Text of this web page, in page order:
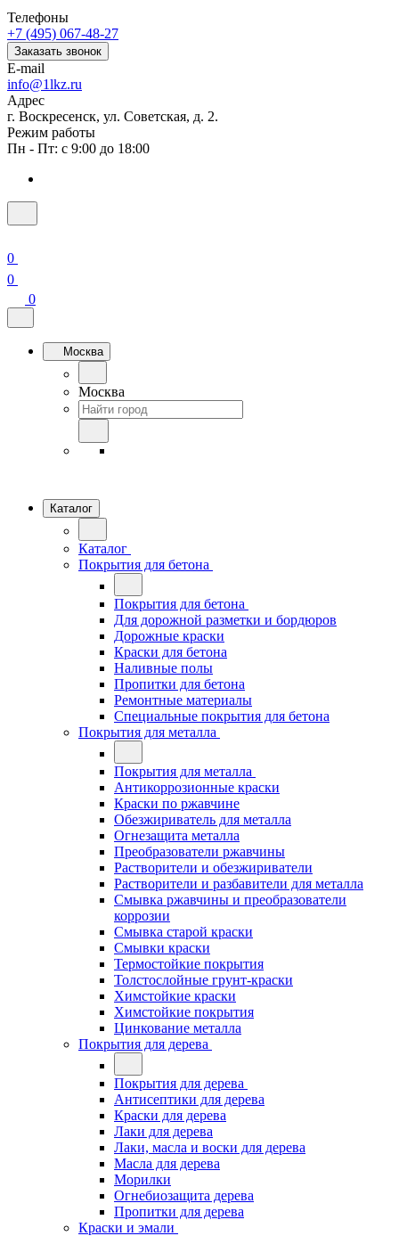
Телефоны
+7 (495) 067-48-27
Заказать звонок
E-mail
info@1lkz.ru
Адрес
г. Воскресенск, ул. Советская, д. 2.
Режим работы
Пн - Пт: с 9:00 до 18:00
0
0
0
Москва
Москва
Каталог
Каталог
Покрытия для бетона
Покрытия для бетона
Для дорожной разметки и бордюров
Дорожные краски
Краски для бетона
Наливные полы
Пропитки для бетона
Ремонтные материалы
Специальные покрытия для бетона
Покрытия для металла
Покрытия для металла
Антикоррозионные краски
Краски по ржавчине
Обезжириватель для металла
Огнезащита металла
Преобразователи ржавчины
Растворители и обезжириватели
Растворители и разбавители для металла
Смывка ржавчины и преобразователи
коррозии
Смывка старой краски
Смывки краски
Термостойкие покрытия
Толстослойные грунт-краски
Химстойкие краски
Химстойкие покрытия
Цинкование металла
Покрытия для дерева
Покрытия для дерева
Антисептики для дерева
Краски для дерева
Лаки для дерева
Лаки, масла и воски для дерева
Масла для дерева
Морилки
Огнебиозащита дерева
Пропитки для дерева
Краски и эмали